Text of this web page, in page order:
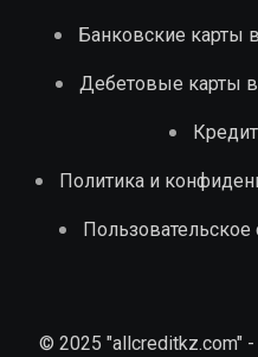
Банковские карты
Дебетовые карты в
Политика и
© 2025 "allcreditkz.com" -